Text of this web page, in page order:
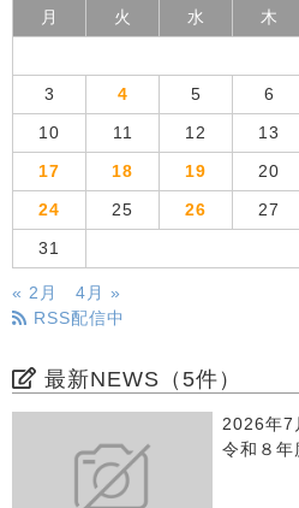
月 火 水 木
3 4 5 6
10 11 12 13
17 18 19 20
24 25 26 27
31
« 2月
4月 »
RSS配信中
最新NEWS（5件）
2026年7
令和８年